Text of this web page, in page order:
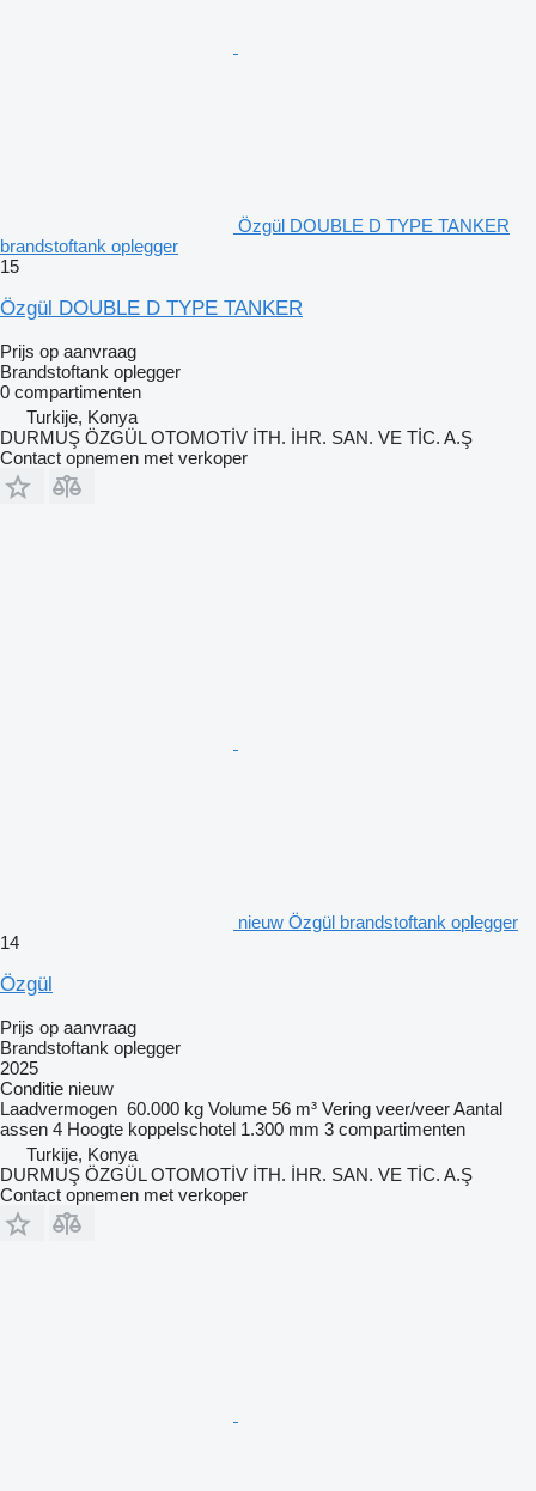
Özgül DOUBLE D TYPE TANKER
brandstoftank oplegger
15
Özgül DOUBLE D TYPE TANKER
Prijs op aanvraag
Brandstoftank oplegger
0 compartimenten
Turkije, Konya
DURMUŞ ÖZGÜL OTOMOTİV İTH. İHR. SAN. VE TİC. A.Ş
Contact opnemen met verkoper
nieuw Özgül brandstoftank oplegger
14
Özgül
Prijs op aanvraag
Brandstoftank oplegger
2025
Conditie nieuw
Laadvermogen 60.000 kg Volume 56 m³ Vering veer/veerAantal
assen 4 Hoogte koppelschotel 1.300 mm 3 compartimenten
Turkije, Konya
DURMUŞ ÖZGÜL OTOMOTİV İTH. İHR. SAN. VE TİC. A.Ş
Contact opnemen met verkoper